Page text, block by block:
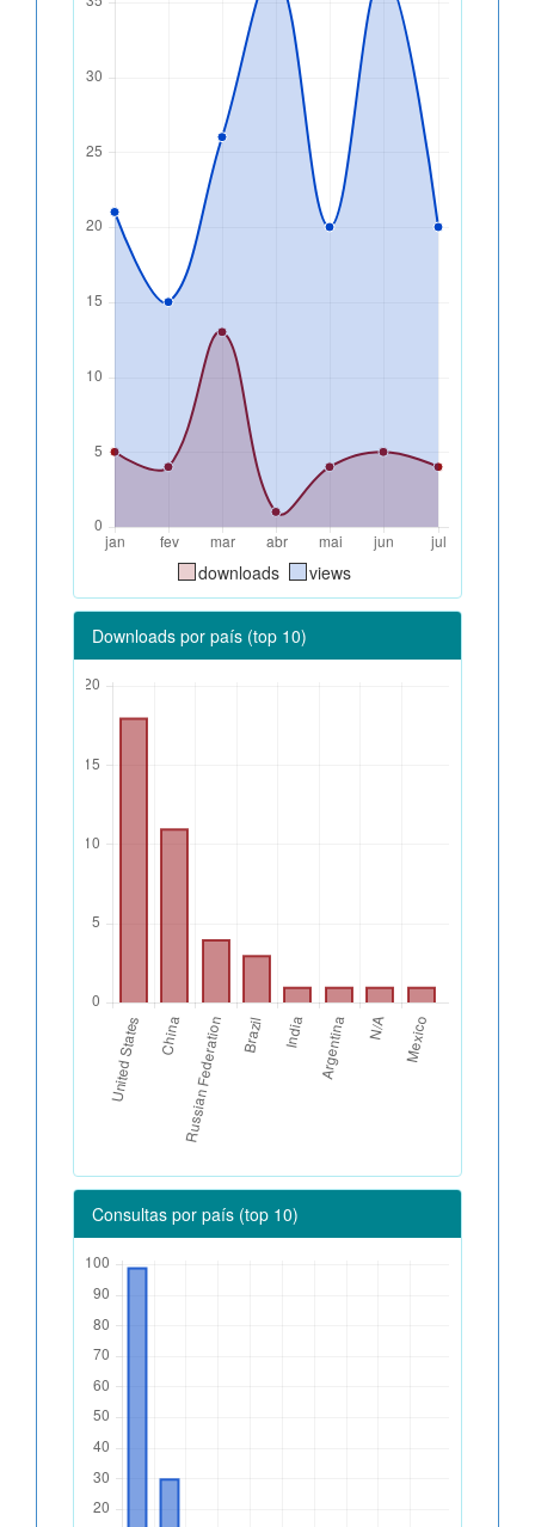
downloads views
Downloads por país (top 10)
Consultas por país (top 10)